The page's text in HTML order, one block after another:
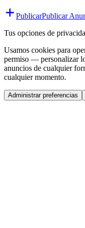
PublicarPublicar
Tus opciones de
Usamos cookies para
permiso — personalizar
anuncios de cualquier
cualquier momento.
Administrar preferencias